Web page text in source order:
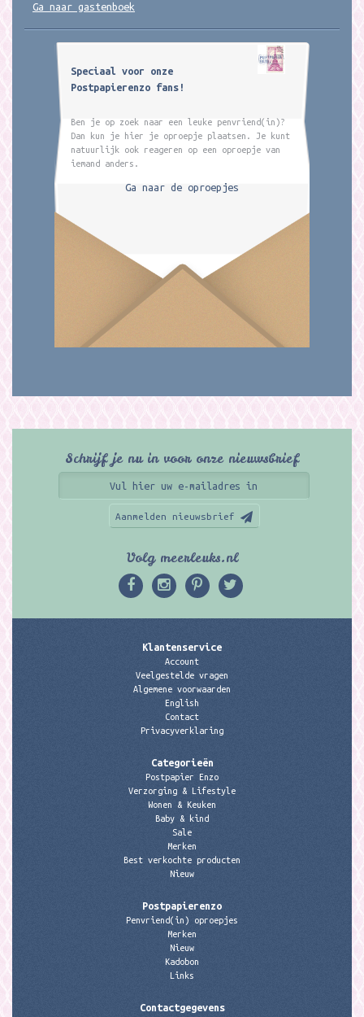
Ga naar gastenboek
Speciaal voor onze
Postpapierenzo fans!
Ben je op zoek naar een leuke penvriend(in)?
Dan kun je hier je oproepje plaatsen. Je kunt
natuurlijk ook reageren op een oproepje van
iemand anders.
Ga naar de oproepjes
Schrijf je nu in voor onze nieuwsbrief
Aanmelden nieuwsbrief
Volg meerleuks.nl
Klantenservice
Account
Veelgestelde vragen
Algemene voorwaarden
English
Contact
Privacyverklaring
Categorieën
Postpapier Enzo
Verzorging & Lifestyle
Wonen & Keuken
Baby & kind
Sale
Merken
Best verkochte producten
Nieuw
Postpapierenzo
Penvriend(in) oproepjes
Merken
Nieuw
Kadobon
Links
Contactgegevens